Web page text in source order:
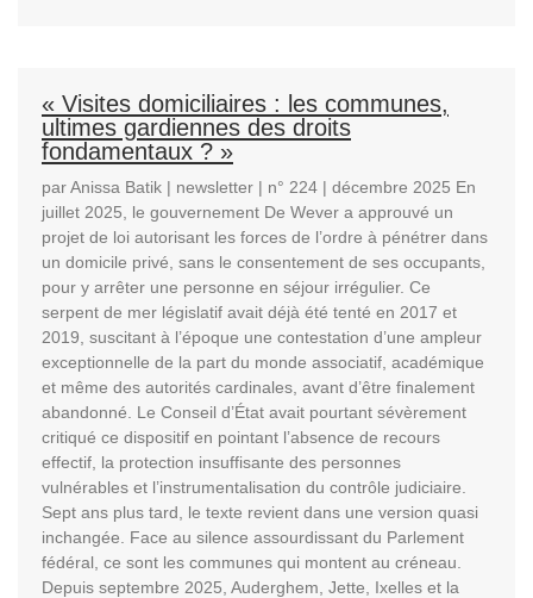
« Visites domiciliaires : les communes,
ultimes gardiennes des droits
fondamentaux ? »
par Anissa Batik | newsletter | n° 224 | décembre 2025 En
juillet 2025, le gouvernement De Wever a approuvé un
projet de loi autorisant les forces de l’ordre à pénétrer dans
un domicile privé, sans le consentement de ses occupants,
pour y arrêter une personne en séjour irrégulier. Ce
serpent de mer législatif avait déjà été tenté en 2017 et
2019, suscitant à l’époque une contestation d’une ampleur
exceptionnelle de la part du monde associatif, académique
et même des autorités cardinales, avant d’être finalement
abandonné. Le Conseil d’État avait pourtant sévèrement
critiqué ce dispositif en pointant l’absence de recours
effectif, la protection insuffisante des personnes
vulnérables et l’instrumentalisation du contrôle judiciaire.
Sept ans plus tard, le texte revient dans une version quasi
inchangée. Face au silence assourdissant du Parlement
fédéral, ce sont les communes qui montent au créneau.
Depuis septembre 2025, Auderghem, Jette, Ixelles et la